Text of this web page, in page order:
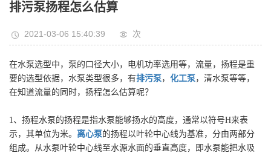
排污泵扬程怎么估算
2021-03-06 15:40:39 次
在水泵选型中，泵的口径大小，电机功率选用等，流量，扬程是重
要的选型依据，水泵类型很多，有排污泵， 化工泵，清水泵等等，
在知道流量的同时，扬程怎么估算呢？
1、扬程水泵的扬程是指水泵能够扬水的高度，通常以符号H来表
示，其单位为米。 离心泵的扬程以叶轮中心线为基准，分由两部分
组成。从水泵叶轮中心线至水源水面的垂直高度，即水泵能把水吸